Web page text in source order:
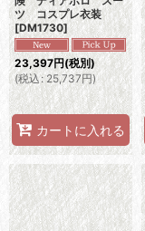
ツ コスプレ衣装
[DM1730]
23,397円(税別)
(税込: 25,737円)
カートに入れる